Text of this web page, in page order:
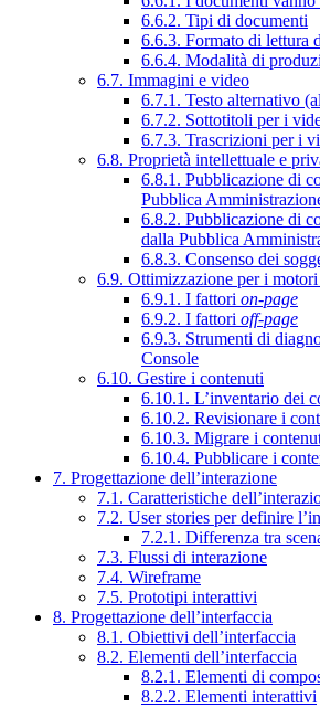
6.6.2. Tipi di documenti
6.6.3. Formato di lettura
6.6.4. Modalità di
6.7. Immagini e video
6.7.1. Testo alternativo
6.7.2. Sottotitoli per i
6.7.3. Trascrizioni per i
6.8. Proprietà intellettuale e
6.8.1. Pubblicazione di
Pubblica
6.8.2. Pubblicazione di
dalla Pubblica
6.8.3. Consenso dei
6.9. Ottimizzazione per i
6.9.1. I fattori on-page
6.9.2. I fattori off-page
6.9.3. Strumenti di
Console
6.10. Gestire i contenuti
6.10.1. L’inventario dei
6.10.2. Revisionare i
6.10.3. Migrare i
6.10.4. Pubblicare i
7. Progettazione dell’interazione
7.1. Caratteristiche
7.2. User stories per definire
7.2.1. Differenza tra
7.3. Flussi di interazione
7.4. Wireframe
7.5. Prototipi interattivi
8. Progettazione dell’interfaccia
8.1. Obiettivi dell’interfaccia
8.2. Elementi dell’interfaccia
8.2.1. Elementi di
8.2.2. Elementi interattivi